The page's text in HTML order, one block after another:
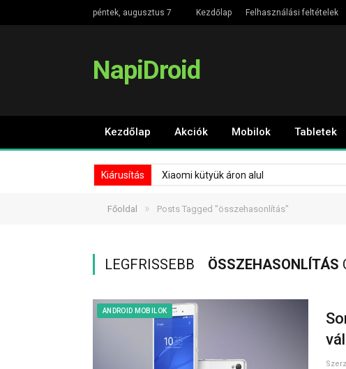
péntek, augusztus 7 Kezdőlap Felhasználási feltételek
NapiDroid
Kezdőlap Akciók Mobilok Tabletek
Kiárusítás Xiaomi kütyük áron alul
Főoldal » Posts Tagged "összehasonlítás"
LEGFRISSEBB ÖSSZEHASONLÍTÁS
ANDROID MOBILOK